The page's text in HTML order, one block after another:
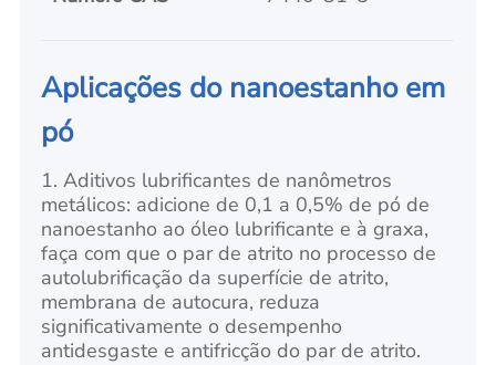
Aplicações do nanoestanho em
pó
1. Aditivos lubrificantes de nanômetros
metálicos: adicione de 0,1 a 0,5% de pó de
nanoestanho ao óleo lubrificante e à graxa,
faça com que o par de atrito no processo de
autolubrificação da superfície de atrito,
membrana de autocura, reduza
significativamente o desempenho
antidesgaste e antifricção do par de atrito.